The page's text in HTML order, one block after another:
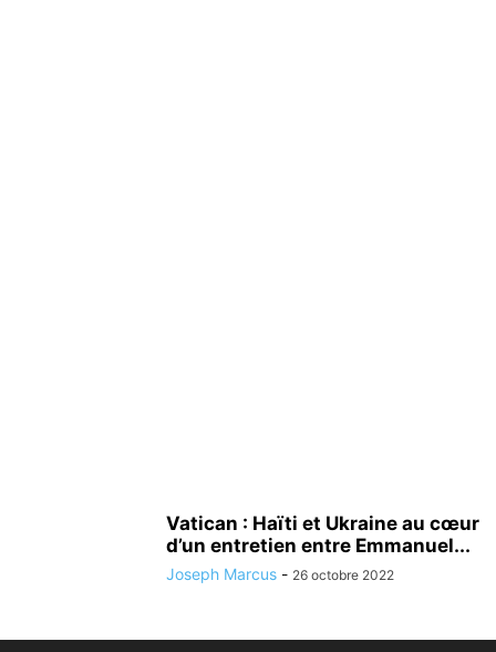
Vatican : Haïti et Ukraine au cœur
d’un entretien entre Emmanuel...
Joseph Marcus - 26 octobre 2022